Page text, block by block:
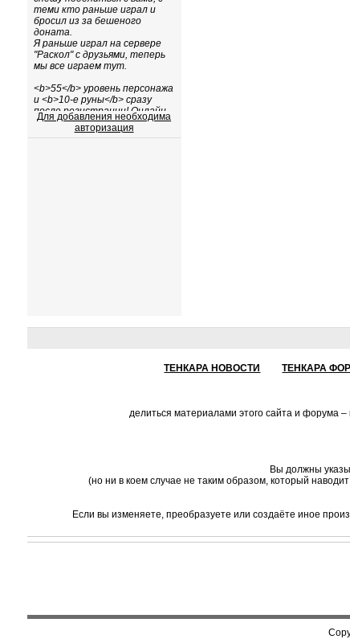
Для добавления необходима
авторизация
ТЕНКАРА НОВОСТИ ТЕНКАРА
делиться материалами этого сайта и форума
Вы должны
(но ни в коем случае не таким образом, который
Если вы изменяете, преобразуете или создаёте иное